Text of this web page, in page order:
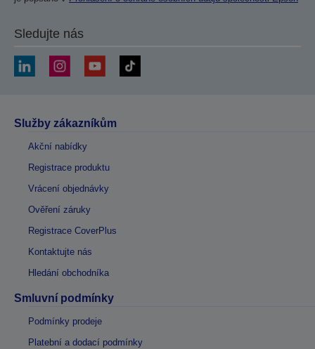
Sledujte nás
Služby zákazníkům
Akční nabídky
Registrace produktu
Vrácení objednávky
Ověření záruky
Registrace CoverPlus
Kontaktujte nás
Hledání obchodníka
Smluvní podmínky
Podmínky prodeje
Platební a dodací podmínky